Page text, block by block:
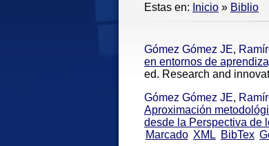
Estas en: Inicio » Biblio
Gómez Gómez JE,
en entornos de
ed. Research and
Gómez Gómez JE,
Aproximación
desde la Perspectiva de
Marcado XML BibTex